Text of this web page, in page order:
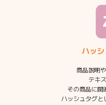
ハッ
商品説明
テキ
その商品に関
ハッシュタグと